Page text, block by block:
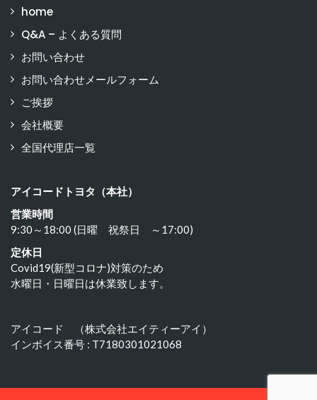
home
Q&A – よくある質問
お問い合わせ
お問い合わせメールフォーム
ご挨拶
会社概要
全国代理店一覧
アイコードトヨタ（本社）
営業時間
9:30～18:00 (日曜 祝祭日 ～17:00)
定休日
Covid19(新型コロナ)対策のため
水曜日・日曜日は休業致します。
アイコード （株式会社エイティーアイ）
インボイス番号 : T7180301021068